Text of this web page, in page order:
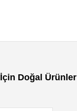
Doğal Ürünler